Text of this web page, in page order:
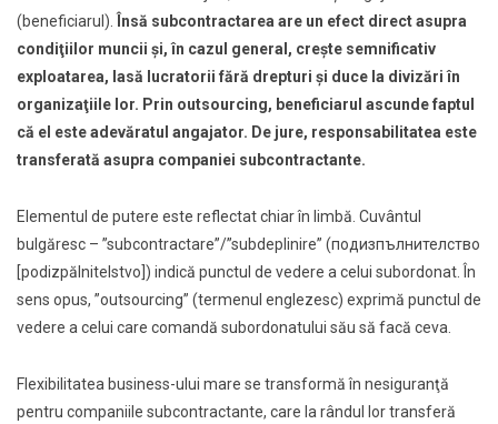
(beneficiarul).
Însă subcontractarea are un efect direct asupra
condiţiilor muncii şi, în cazul general, creşte semnificativ
exploatarea, lasă lucratorii fără drepturi şi duce la divizări în
organizaţiile lor. Prin outsourcing, beneficiarul ascunde faptul
că el este adevăratul angajator. De jure, responsabilitatea este
transferată asupra companiei subcontractante.
Elementul de putere este reflectat chiar în limbă. Cuvântul
bulgăresc – ”subcontractare”/”subdeplinire” (подизпълнителство
[podizpălnitelstvo]) indică punctul de vedere a celui subordonat. În
sens opus, ”outsourcing” (termenul englezesc) exprimă punctul de
vedere a celui care comandă subordonatului său să facă ceva.
Flexibilitatea business-ului mare se transformă în nesiguranţă
pentru companiile subcontractante, care la rândul lor transferă